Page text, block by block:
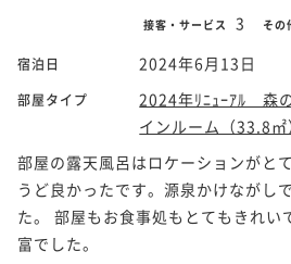
接客・サービス 3 その
宿泊日 2024年6月13日
部屋タイプ
2024年ﾘﾆｭｰｱﾙ 森
インルーム（33.8㎡
部屋の露天風呂はロケーションがと
うど良かったです。源泉かけながし
た。 部屋もお食事処もとてもきれい
富でした。